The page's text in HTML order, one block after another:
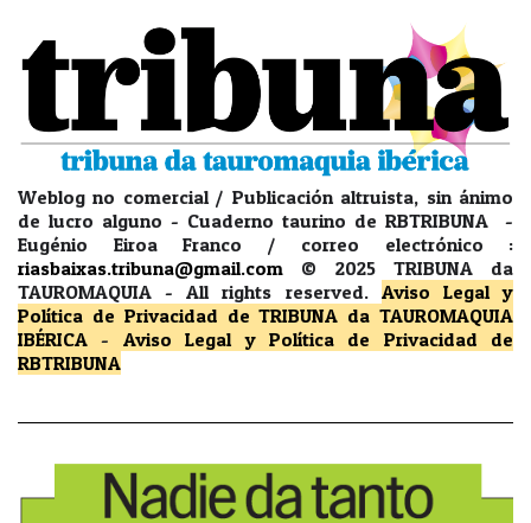
Weblog no comercial / Publicación altruista, sin ánimo
de lucro alguno - Cuaderno taurino de RBTRIBUNA -
Eugénio Eiroa Franco / correo electrónico :
riasbaixas.tribuna@gmail.com
© 2025 TRIBUNA da
TAUROMAQUIA -All rights reserved. Aviso Legal y
Política de Privacidad de TRIBUNA da TAUROMAQUIA
IBÉRICA - Aviso Legal y Política de Privacidad
de
RBTRIBUNA